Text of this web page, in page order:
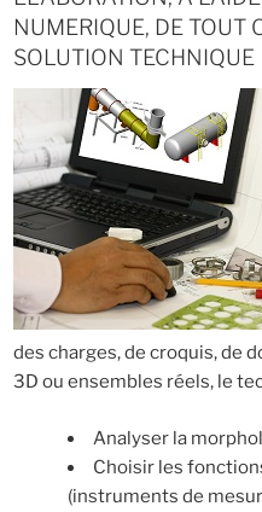
NUMERIQUE, DE TOUT
SOLUTION TECHNIQUE
des charges, de croquis, de
3D ou ensembles réels, le
Analyser la
Choisir les
(instruments de